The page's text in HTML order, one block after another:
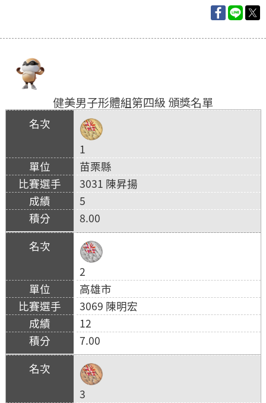
健美男子形體組第四級 頒獎名單
1
苗栗縣
3031 陳昇揚
5
8.00
2
高雄市
3069 陳明宏
12
7.00
3